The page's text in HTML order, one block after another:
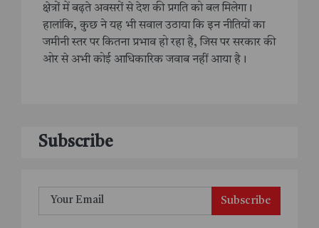
क्षेत्रों में बढ़ते अवसरों से देश की प्रगति को बल मिलेगा।
हालांकि, कुछ ने यह भी सवाल उठाया कि इन नीतियों का
जमीनी स्तर पर कितना प्रभाव हो रहा है, जिस पर सरकार की
ओर से अभी कोई आधिकारिक जवाब नहीं आया है।
Subscribe
Subscribe